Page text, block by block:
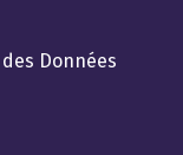
Données